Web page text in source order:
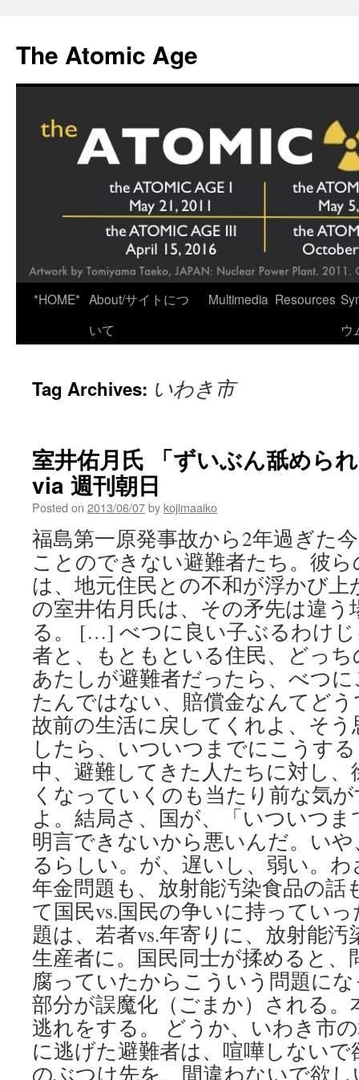
content
The Atomic Age
*HOME* About/サイトにつ
いて
Multimedia Resources
ウ
Tag Archives: いわき市
室井佑月氏 「ずいぶん舐めら
via 週刊朝日
Posted on 2013/06/07by kojimaaiko
福島第一原発事故から2年過ぎた
ことのできない避難者たち。彼
は、地元住民との不和が浮かび
の室井佑月氏は、その矛先は違
る。 […] べつに良い子ぶるわけ
者と、もともといる住民、どっ
あたしが避難者だったら、べつ
たんではない、賠償金なんてど
故前の生活に戻してくれよ、そ
したら、いついつまでにこうす
中、避難してきた人たちに対し
くなっていくのも当たり前な気
よ。結局さ、国が、「いついつ
明言できないから悪いんだ。い
るらしい。が、遅いし、弱い。
年金問題も、放射能汚染食品の話
て国民vs.国民の争いに持ってい
題は、若者vs.年寄りに、放射能汚
生産者に。国民同士が揉めると、
腐っていたからこういう問題に
部分が誤魔化（ごまか）される。
逃れをする。 どうか、いわき市
に逃げた避難者は、喧嘩しない
のぶつけ先を、間違わないで欲